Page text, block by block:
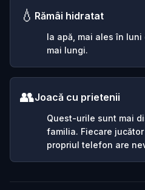
💧 Rămâi hidratat
Ia apă, mai ales în
mai lungi.
👥Joacă cu prietenii
Quest-urile sunt mai
familia. Fiecare
propriul telefon are